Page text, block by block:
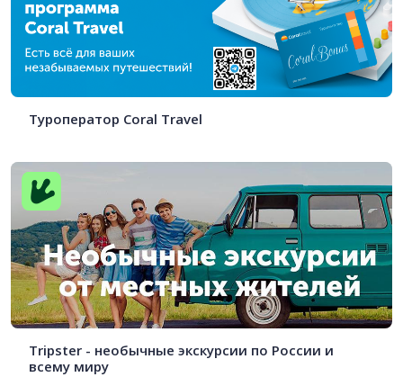
Туроператор Coral Travel
Tripster - необычные экскурсии по России и
всему миру